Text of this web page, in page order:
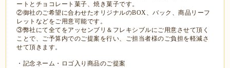
ートとチョコレート菓子、焼き菓子です。
②御社のご希望に合わせたオリジナルのBOX、バック、商品リーフ
レットなどをご用意可能です。
③弊社にて全てをアッセンブリ＆フレキシブルにご用意させて頂く
ことで、ご予算内でのご提案を行い、ご担当者様のご負担を軽減さ
せて頂きます。
・記念ネーム・ロゴ入り商品のご提案